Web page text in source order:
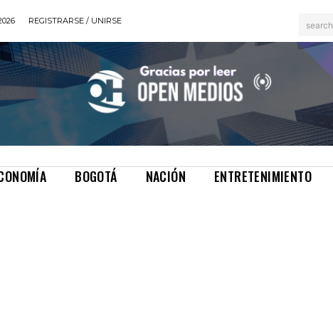
REGISTRARSE / UNIRSE search
BOGOTÁ NACIÓN ENTRETENIMIENTO